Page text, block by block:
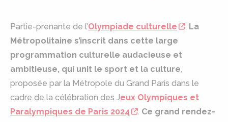
Partie-prenante de l’Olympiade culturelle , La
Métropolitaine s’inscrit dans cette large
programmation culturelle audacieuse et
ambitieuse, qui unit le sport et la culture,
proposée par la Métropole du Grand Paris dans le
cadre de la célébration des Jeux Olympiques et
Paralympiques de Paris 2024
. Ce grand rendez-